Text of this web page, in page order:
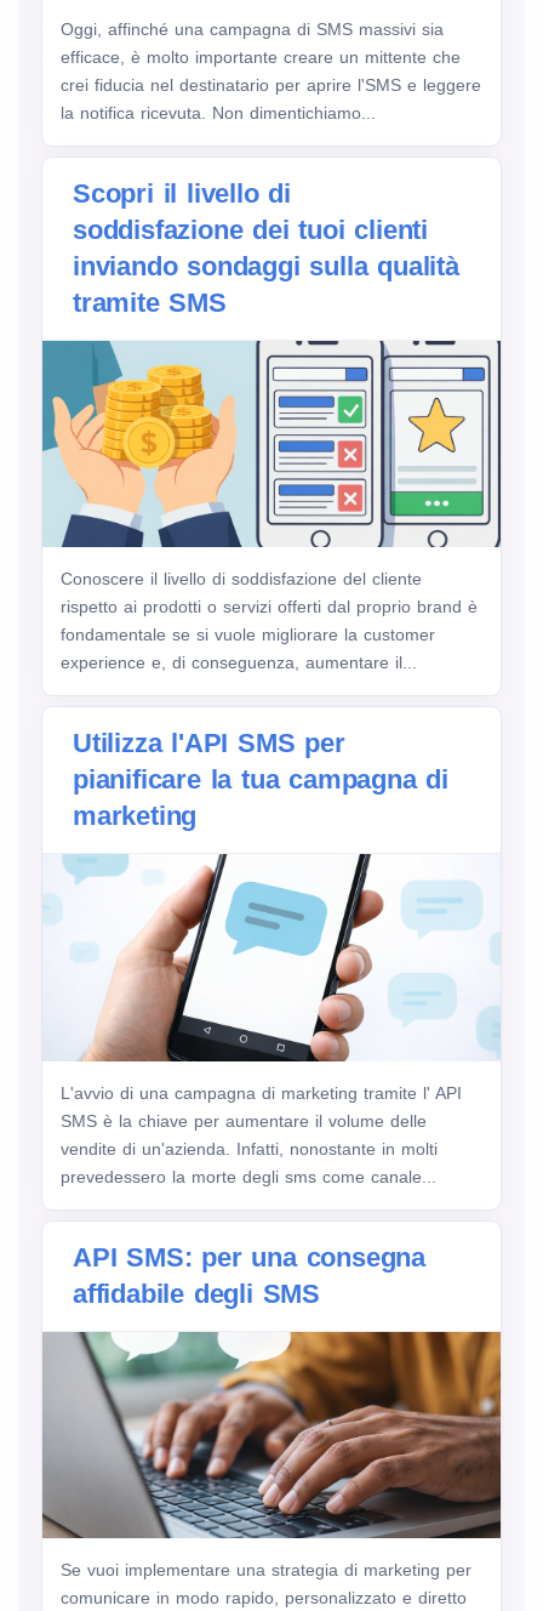
Oggi, affinché una campagna di SMS massivi sia
efficace, è molto importante creare un mittente che
crei fiducia nel destinatario per aprire l'SMS e leggere
la notifica ricevuta. Non dimentichiamo...
Scopri il livello di
soddisfazione dei tuoi clienti
inviando sondaggi sulla qualità
tramite SMS
Conoscere il livello di soddisfazione del cliente
rispetto ai prodotti o servizi offerti dal proprio brand è
fondamentale se si vuole migliorare la customer
experience e, di conseguenza, aumentare il...
Utilizza l'API SMS per
pianificare la tua campagna di
marketing
L'avvio di una campagna di marketing tramite l' API
SMS è la chiave per aumentare il volume delle
vendite di un'azienda. Infatti, nonostante in molti
prevedessero la morte degli sms come canale...
API SMS: per una consegna
affidabile degli SMS
Se vuoi implementare una strategia di marketing per
comunicare in modo rapido, personalizzato e diretto